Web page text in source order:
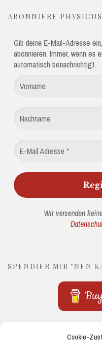
Cookie-
ABONNIERE
Gib deine E-Mail-Adresse
abonnieren. Immer, wenn es
automatisch benachrichtigt.
Wir versenden
SPENDIER MIR ’NEN